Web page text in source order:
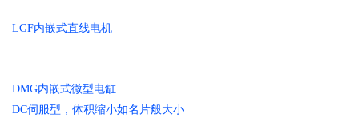
LGF内嵌式直线电机
DMG内嵌式微型电缸
DC伺服型，体积缩小如名片般大小